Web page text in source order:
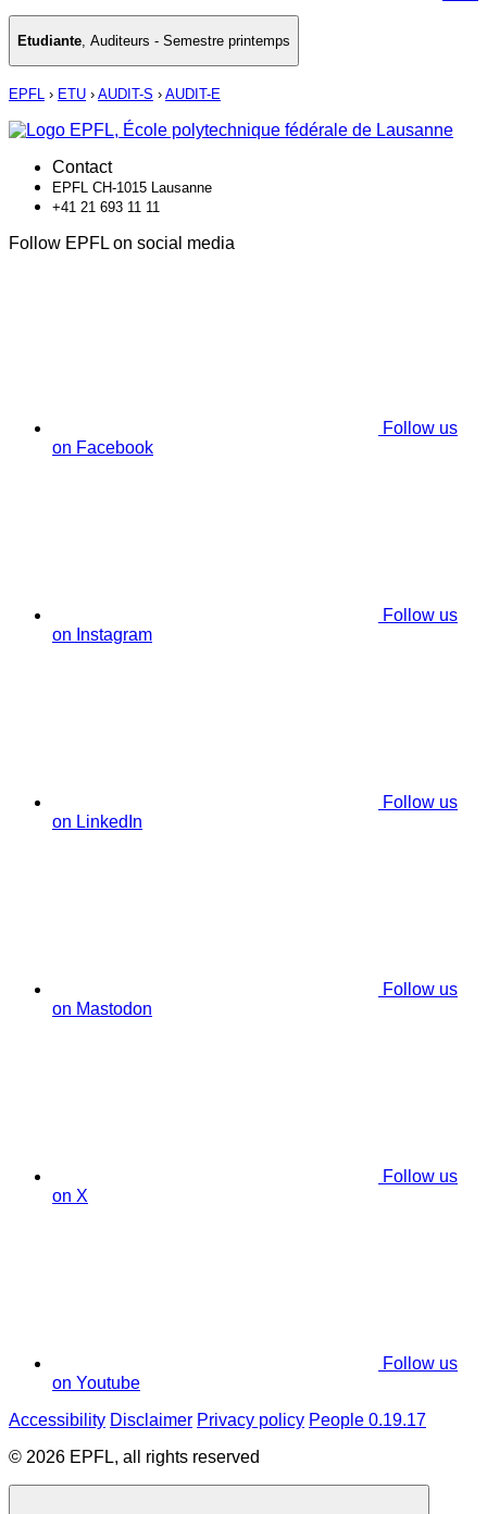
Etudiante, Auditeurs - Semestre printemps
EPFL › ETU › AUDIT-S › AUDIT-E
Contact
EPFL CH-1015 Lausanne
+41 21 693 11 11
Follow EPFL on social media
Follow us
on Facebook
Follow us
on Instagram
Follow us
on LinkedIn
Follow us
on Mastodon
Follow us
on X
Follow us
on Youtube
Accessibility Disclaimer Privacy policy People 0.19.17
© 2026 EPFL, all rights reserved